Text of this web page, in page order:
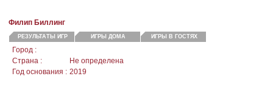
Филип Биллинг
РЕЗУЛЬТАТЫ ИГР ИГРЫ ДОМА ИГРЫ В ГОСТЯХ
Город :
Страна :
Не определена
Год основания : 2019